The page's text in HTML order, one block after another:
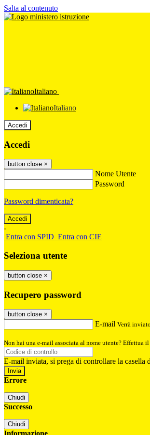
Salta al contenuto
Italiano
Italiano
Accedi
Accedi
button close ×
Nome Utente
Password
Password dimenticata?
-
Entra con SPID Entra con CIE
Seleziona utente
button close ×
Recupero password
button close ×
E-mail Verrà
Non hai una e-mail associata al nome utente? Effettua
E-mail inviata, si prega di controllare la casella
Errore
Chiudi
Successo
Chiudi